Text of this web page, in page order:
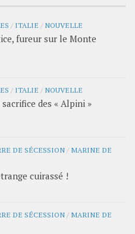
/ ITALIE / NOUVELLE
fureur sur le Monte
/ ITALIE / NOUVELLE
des « Alpini »
DE SÉCESSION / MARINE DE
cuirassé !
DE SÉCESSION / MARINE DE